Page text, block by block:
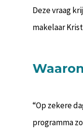
Deze vraag
makelaar
“Op zekere
programma